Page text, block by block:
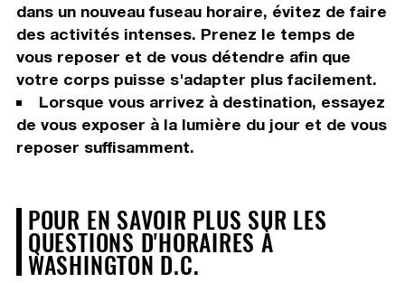
dans un nouveau fuseau horaire, évitez de faire
des activités intenses. Prenez le temps de
vous reposer et de vous détendre afin que
votre corps puisse s'adapter plus facilement.
Lorsque vous arrivez à destination, essayez
de vous exposer à la lumière du jour et de vous
reposer suffisamment.
POUR EN SAVOIR PLUS SUR LES
QUESTIONS D'HORAIRES À
WASHINGTON D.C.